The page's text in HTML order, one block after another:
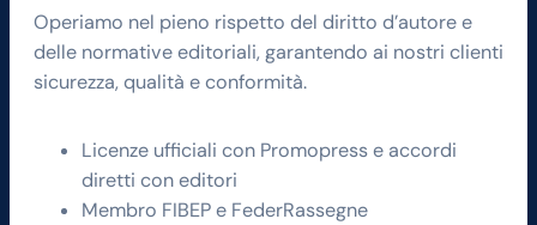
Operiamo nel pieno rispetto del diritto d’autore e
delle normative editoriali, garantendo ai nostri clienti
sicurezza, qualità e conformità.
Licenze ufficiali con Promopress e accordi
diretti con editori
Membro FIBEP e FederRassegne